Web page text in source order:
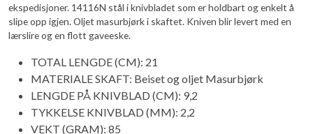
ekspedisjoner. 14116N stål i knivbladet som er holdbart og enkelt å
slipe opp igjen. Oljet masurbjørk i skaftet. Kniven blir levert med en
lærslire og en flott gaveeske.
TOTAL LENGDE (CM): 21
MATERIALE SKAFT: Beiset og oljet Masurbjørk
LENGDE PÅ KNIVBLAD (CM): 9,2
TYKKELSE KNIVBLAD (MM): 2,2
VEKT (GRAM): 85